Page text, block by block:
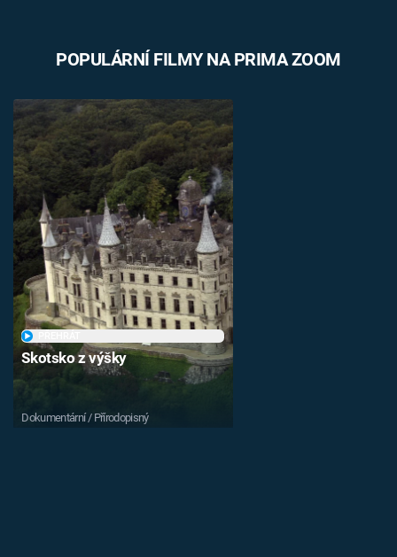
POPULÁRNÍ FILMY NA PRIMA ZOOM
Skotsko z výšky
Dokumentární / Přírodopisný